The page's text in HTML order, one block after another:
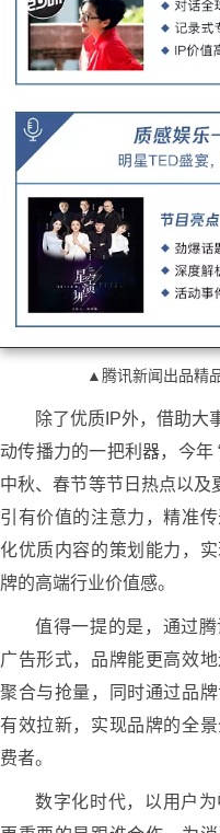
▲腾讯新闻出品精
除了优质IP外，借助大
动传播力的一把利器，今年
中秋、春节等节日热点以
引有价值的注意力，精准
化优质内容的策划能力，
牌的高端行业价值感。
值得一提的是，通过
广告形式，品牌能更高效
聚合与抢量，同时通过品
有效拉新，实现品牌的全
费者。
数字化时代，以用户